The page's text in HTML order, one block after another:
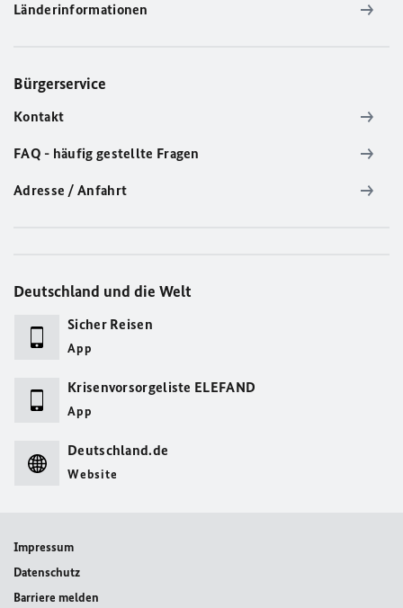
Länderinformationen
Bürgerservice
Kontakt
FAQ - häufig gestellte Fragen
Adresse / Anfahrt
Deutschland und die Welt
Sicher Reisen
App
Krisenvorsorgeliste ELEFAND
App
Deutschland.de
Website
Impressum
Datenschutz
Barriere melden